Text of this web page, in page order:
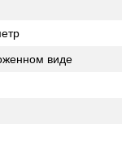
виде